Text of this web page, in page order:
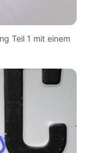
Teil 1 mit einem